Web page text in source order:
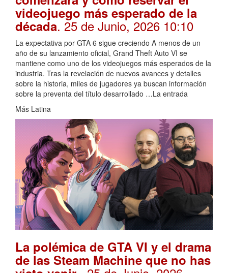
videojuego más esperado de la
década. 25 de Junio, 2026 10:10
La expectativa por GTA 6 sigue creciendo A menos de un
año de su lanzamiento oficial, Grand Theft Auto VI se
mantiene como uno de los videojuegos más esperados de la
industria. Tras la revelación de nuevos avances y detalles
sobre la historia, miles de jugadores ya buscan información
sobre la preventa del título desarrollado …La entrada
Más Latina
La polémica de GTA VI y el drama
de las Steam Machine que no has